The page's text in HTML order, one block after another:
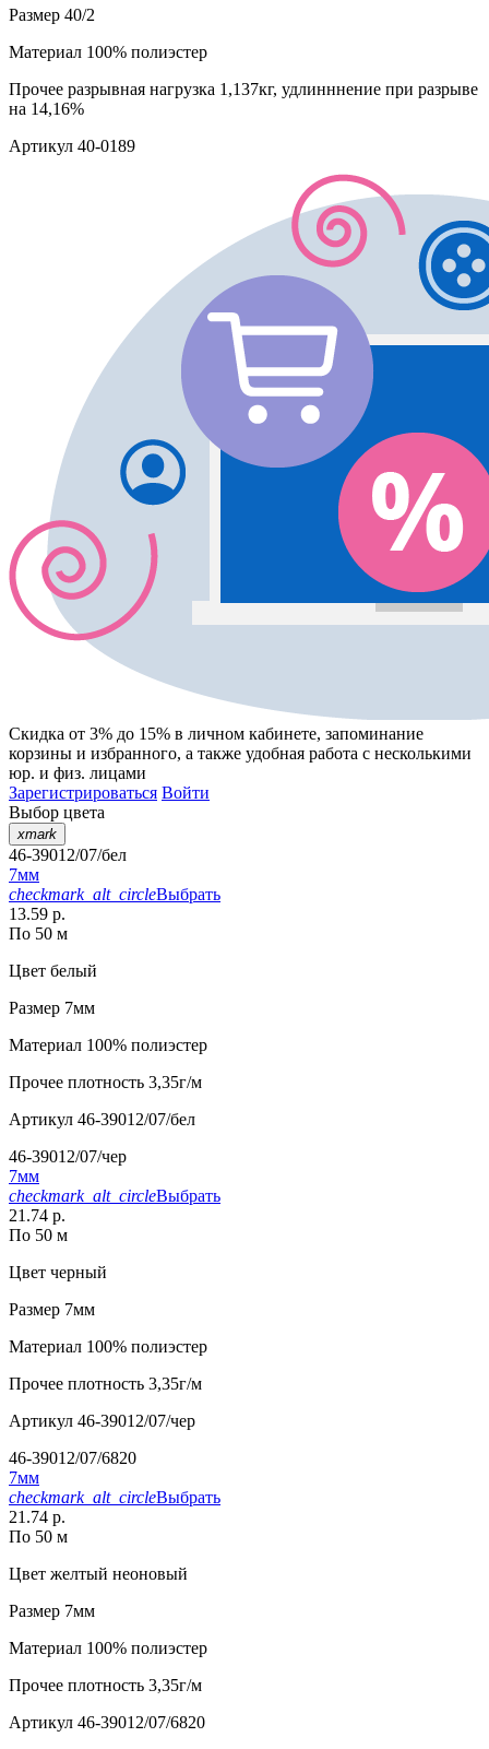
Размер 40/2
Материал 100% полиэстер
Прочее разрывная нагрузка 1,137кг, удлинннение при разрыве
на 14,16%
Артикул 40-0189
Скидка от 3% до 15% в личном кабинете, запоминание
корзины и избранного, а также удобная работа с несколькими
юр. и физ. лицами
Зарегистрироваться Войти
Выбор цвета
xmark
46-39012/07/бел
7мм
checkmark_alt_circleВыбрать
13.59 р.
По 50 м
Цвет белый
Размер 7мм
Материал 100% полиэстер
Прочее плотность 3,35г/м
Артикул 46-39012/07/бел
46-39012/07/чер
7мм
checkmark_alt_circleВыбрать
21.74 р.
По 50 м
Цвет черный
Размер 7мм
Материал 100% полиэстер
Прочее плотность 3,35г/м
Артикул 46-39012/07/чер
46-39012/07/6820
7мм
checkmark_alt_circleВыбрать
21.74 р.
По 50 м
Цвет желтый неоновый
Размер 7мм
Материал 100% полиэстер
Прочее плотность 3,35г/м
Артикул 46-39012/07/6820